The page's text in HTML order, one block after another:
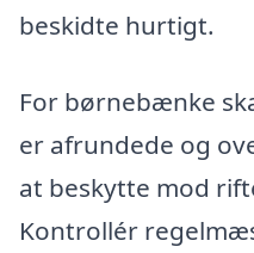
beskidte hurtigt.
For børnebænke
er afrundede og
at beskytte mod
Kontrollér